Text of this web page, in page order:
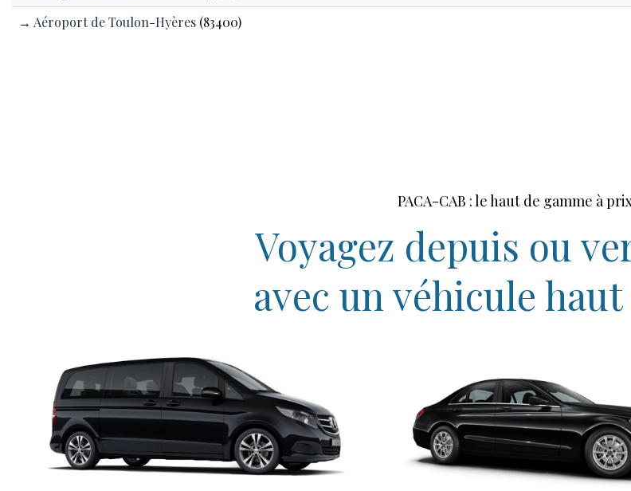
→ Aéroport de Toulon-Hyères (83400)
PACA-CAB : le haut de gamme à
Voyagez depuis ou
avec un véhicule